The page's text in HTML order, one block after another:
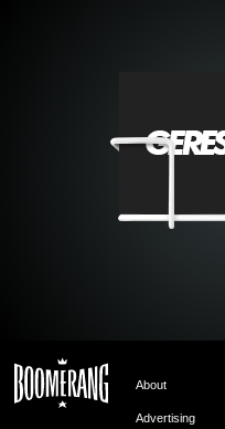
About
Advertising